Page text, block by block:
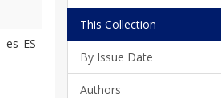
es_ES
This Collection
By Issue Date
Authors